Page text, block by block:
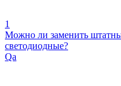
1
Можно ли заменить
светодиодные?
Qa